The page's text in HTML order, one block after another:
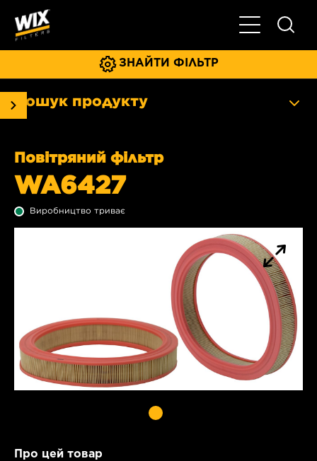
Увімкнути/
ЗНАЙТИ ФІЛЬТР
Пошук продукту
Повітряний фільтр
WA6427
Виробництво триває
Про цей товар